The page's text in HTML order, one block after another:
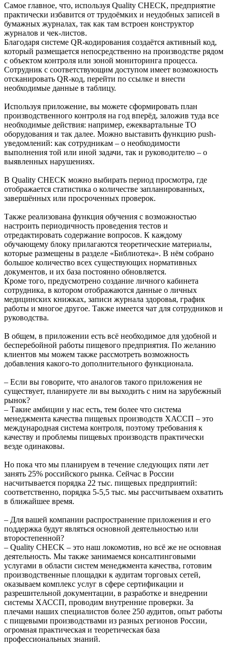
Самое главное, что, используя Quality CHECK, предприятие
практически избавится от трудоёмких и неудобных записей в
бумажных журналах, так как там встроен конструктор
журналов и чек-листов.
Благодаря системе QR-кодирования создаётся активный код,
который размещается непосредственно на производстве рядом
с объектом контроля или зоной мониторинга процесса.
Сотрудник с соответствующим доступом имеет возможность
отсканировать QR-код, перейти по ссылке и внести
необходимые данные в таблицу.
Используя приложение, вы можете сформировать план
производственного контроля на год вперёд, заложив туда все
необходимые действия: например, ежеквартальные ТО
оборудования и так далее. Можно выставить функцию push-
уведомлений: как сотрудникам – о необходимости
выполнения той или иной задачи, так и руководителю – о
выявленных нарушениях.
В Quality CHECK можно выбирать период просмотра, где
отображается статистика о количестве запланированных,
завершённых или просроченных проверок.
Также реализована функция обучения с возможностью
настроить периодичность проведения тестов и
отредактировать содержание вопросов. К каждому
обучающему блоку прилагаются теоретические материалы,
которые размещены в разделе «Библиотека». В нём собрано
большое количество всех существующих нормативных
документов, и их база постоянно обновляется.
Кроме того, предусмотрено создание личного кабинета
сотрудника, в котором отображаются данные о личных
медицинских книжках, записи журнала здоровья, график
работы и многое другое. Также имеется чат для сотрудников и
руководства.
В общем, в приложении есть всё необходимое для удобной и
бесперебойной работы пищевого предприятия. По желанию
клиентов мы можем также рассмотреть возможность
добавления какого-то дополнительного функционала.
– Если вы говорите, что аналогов такого приложения не
существует, планируете ли вы выходить с ним на зарубежный
рынок?
– Такие амбиции у нас есть, тем более что система
менеджмента качества пищевых производств ХАССП – это
международная система контроля, поэтому требования к
качеству и проблемы пищевых производств практически
везде одинаковы.
Но пока что мы планируем в течение следующих пяти лет
занять 25% российского рынка. Сейчас в России
насчитывается порядка 22 тыс. пищевых предприятий:
соответственно, порядка 5-5,5 тыс. мы рассчитываем охватить
в ближайшее время.
– Для вашей компании распространение приложения и его
поддержка будут являться основной деятельностью или
второстепенной?
– Quality CHECK – это наш локомотив, но всё же не основная
деятельность. Мы также занимаемся консалтинговыми
услугами в области систем менеджмента качества, готовим
производственные площадки к аудитам торговых сетей,
оказываем комплекс услуг в сфере сертификации и
разрешительной документации, в разработке и внедрении
системы ХАССП, проводим внутренние проверки. За
плечами наших специалистов более 250 аудитов, опыт работы
с пищевыми производствами из разных регионов России,
огромная практическая и теоретическая база
профессиональных знаний.